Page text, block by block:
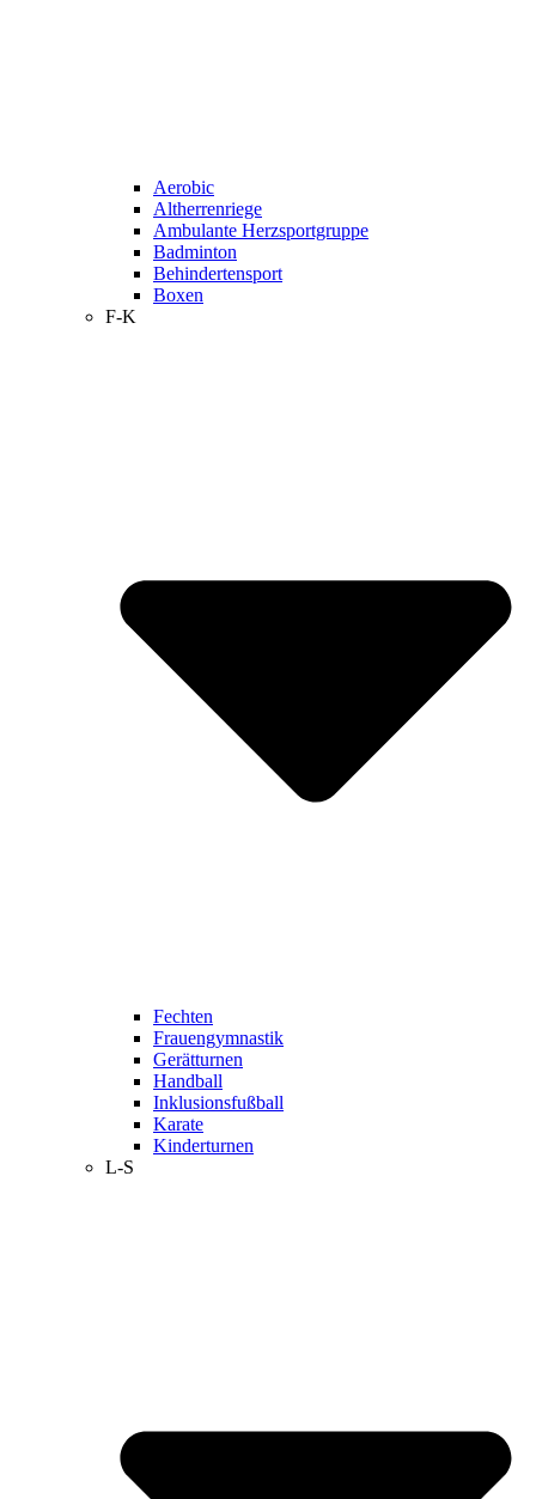
Aerobic
Altherrenriege
Ambulante Herzsportgruppe
Badminton
Behindertensport
Boxen
F-K
Fechten
Frauengymnastik
Gerätturnen
Handball
Inklusionsfußball
Karate
Kinderturnen
L-S